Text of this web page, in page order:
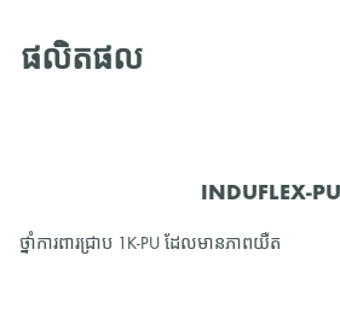
ផលិតផល
INDUFLEX-PU
ថ្នាំការពារជ្រាប 1K-PU ដែលមានភាពយឺត